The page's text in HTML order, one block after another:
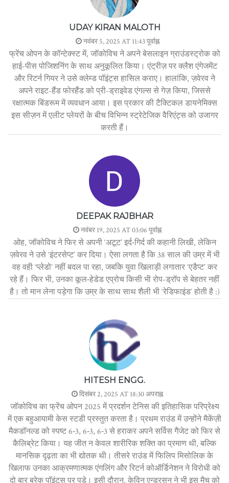
UDAY KIRAN MALOTH
नवंबर 5, 2025 AT 11:43 पूर्वाह्न
फ्रेंच ओपन के कॉन्टेक्स्ट में, जॉकोविच ने अपने बेसलाइन ग्राउंडस्ट्रोक को
हाई-पीस पोजिशनिंग के साथ अनुकूलित किया। एंट्रीज़ पर क्लैश एंगेजमेंट
और रिटर्न गियर ने उसे क्लेम्ड पॉइंट्स हासिल कराए। हालांकि, ज़वेरव ने
अपने राइट-हैंड फोरहैंड को प्री-ड्राइवेड एंगल्स से गेज़ किया, जिससे
रक्षात्मक बिंडरूम में व्यवधान आया। इस प्रकार की टैक्टिकल डायनेमिक्स
इस सीज़न में एलीट प्लेयरों के बीच विभिन्न स्ट्रेटेजिक वैरिएंट्स को उजागर
करती हैं।
DEEPAK RAJBHAR
नवंबर 19, 2025 AT 03:06 पूर्वाह्न
ओह, जॉकोविच ने फिर से अपनी ‘अटूट’ इर्द‑गिर्द की कहानी लिखी, लेकिन
ज़वेरव ने उसे ‘इंटरसेप्ट’ कर दिया। ऐसा लगता है कि 38 साल की उम्र में भी
वह वही ‘प्लेडो’ नहीं बदल पा रहा, जबकि युवा खिलाड़ी लगातार ‘एडैप्ट’ कर
रहे हैं। फिर भी, उनका कूल‑हेडेड एप्रोच किसी भी रोप-ड्रॉप से बेहतर नहीं
है। तो मान लेना पड़ेगा कि उम्र के साथ साथ शैली भी ‘रेडिफाइंड’ होती है :)
HITESH ENGG.
दिसंबर 2, 2025 AT 18:30 अपराह्न
जॉकोविच का फ्रेंच ओपन 2025 में प्रदर्शन टेनिस की इतिहासिक परिप्रेक्ष्य
में एक बहुआयामी केस स्टडी प्रस्तुत करता है। प्रथम राउंड में उन्होंने मैकेंज़ी
मैकडॉनल्ड को स्पष्ट 6‑3, 6‑3, 6‑3 से हराकर अपने सर्विस गैजेट को फिर से
कैलिब्रेट किया। यह जीत न केवल शारीरिक शक्ति का प्रमाण थी, बल्कि
मानसिक दृढ़ता का भी द्योतक थी। तीसरे राउंड में फिलिप मिसोलिक के
खिलाफ उनका आक्रमणात्मक एंगलिंग और रिटर्न कोऑर्डिनेशन ने विरोधी को